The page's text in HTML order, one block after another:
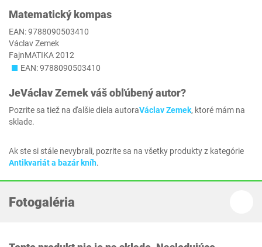
Matematický kompas
EAN: 9788090503410
Václav Zemek
FajnMATIKA 2012
EAN: 9788090503410
JeVáclav Zemekváš obľúbený autor?
Pozrite sa tiež na ďalšie diela autoraVáclav Zemek, ktoré mám na
sklade.
Ak ste si stále nevybrali, pozrite sa na všetky produkty z kategórie
Antikvariát a bazár kníh.
Fotogaléria